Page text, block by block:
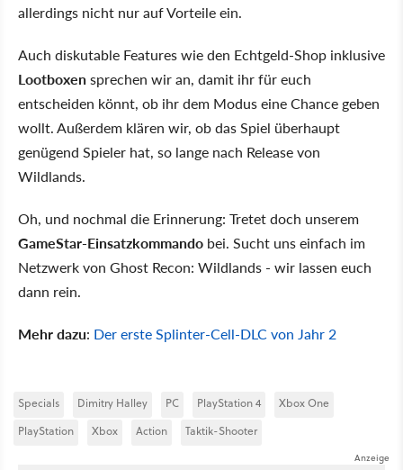
allerdings nicht nur auf Vorteile ein.
Auch diskutable Features wie den Echtgeld-Shop inklusive
Lootboxensprechen wir an, damit ihr für euch
entscheiden könnt, ob ihr dem Modus eine Chance geben
wollt. Außerdem klären wir, ob das Spiel überhaupt
genügend Spieler hat, so lange nach Release von
Wildlands.
Oh, und nochmal die Erinnerung: Tretet doch unserem
GameStar-Einsatzkommando bei. Sucht uns einfach im
Netzwerk von Ghost Recon: Wildlands - wir lassen euch
dann rein.
Mehr dazu: Der erste Splinter-Cell-DLC von Jahr 2
Specials Dimitry Halley PC PlayStation 4
Xbox One
PlayStation
Xbox Action Taktik-Shooter